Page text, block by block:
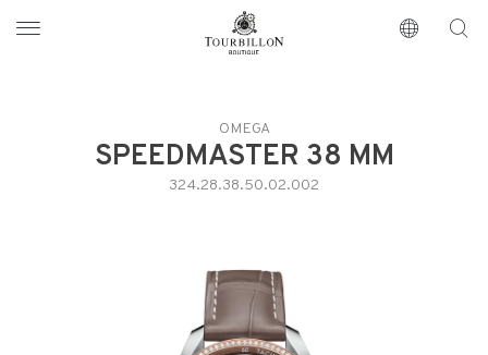
https://www.tourbillon.com/es
OMEGA
SPEEDMASTER 38 MM
324.28.38.50.02.002